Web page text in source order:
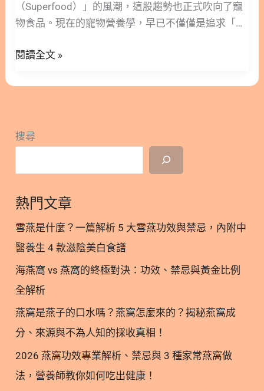
（Superfood）」的風潮，這股趨勢也正式吹向了寵
物食品。現在的寵物營養學，早已不僅僅是追求「吃
營養成分直接融入貓狗的日常飲食中。 這篇文章林安
種常見的貓狗保健超級食材，幫助毛爸媽們在挑選飼
關鍵營養解析，打造邊吃邊保養的日常 隱藏/顯示內
容目錄 內容目錄 : 顯示/隱藏 一、 為什麼寵物食品開
始強調「超級食材」？ 二、 7種常見寵物「超級食
的海洋營養 2.2. 雞蛋黃：天然的高營養密度食材 2.3.
納豆：腸道與循環雙重保健 2.4. 褐藻：海洋礦物質與
2.6. 洛神花：蔓越莓的最佳神隊友 2.7. 人蔘：老齡犬
貓的活力來源 三、 營養師總結：除了添加超級食
材，更重要的是「是否有效」 四、寵物超級食材懶人
食品開始強調「超級食材」？ 過去我們挑選貓狗飼
料，通常只關注蛋白質比例或適口性。但隨著觀念進
步，越來越多飼主意識到：「日常飲食，就是毛孩健
康管理的第一步。」 寵物食品配方之所以開始加入超
級
食
是
師
析
大
關
鍵
分
閱讀全文 »
搜尋
熱門文章
雪燕是什麼？一篇解析 5 大雪燕功效與禁忌，內附中
醫養生 4 款滋陰美白食譜
海燕窩 vs 燕窩的終極對決：功效、禁忌與黃金比例
全解析
燕窩是燕子的口水嗎？燕窩怎麼來的？揭秘燕窩成
分、來源與不為人知的採收真相！
2026 燕窩功效專業解析、禁忌與 3 種家常燕窩做
法，營養師教你如何吃出健康！